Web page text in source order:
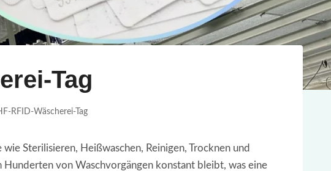
Tag
RFID-Wäscherei-Tag
Sterilisieren, Heißwaschen, Reinigen, Trocknen und
von Waschvorgängen konstant bleibt, was eine